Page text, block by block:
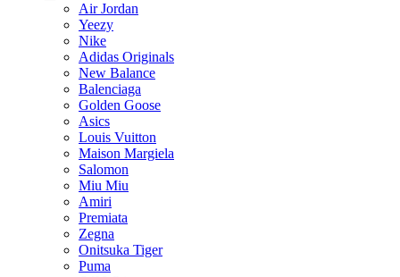
Air Jordan
Yeezy
Nike
Adidas Originals
New Balance
Balenciaga
Golden Goose
Asics
Louis Vuitton
Maison Margiela
Salomon
Miu Miu
Amiri
Premiata
Zegna
Onitsuka Tiger
Puma